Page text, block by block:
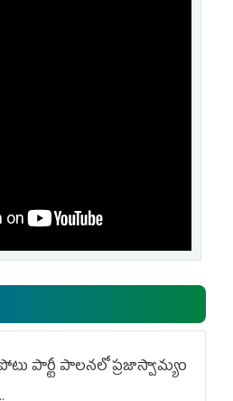
పార్టీ పాలనలో ప్రజాస్వామ్యం